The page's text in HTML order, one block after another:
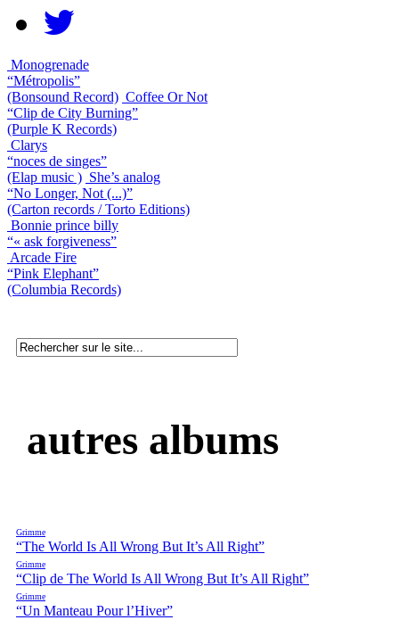
Monogrenade
“Métropolis”
(Bonsound Record) Coffee Or Not
“Clip de City Burning”
(Purple K Records)
Clarys
“noces de singes”
(Elap music ) She’s analog
“No Longer, Not (...)”
(Carton records / Torto Editions)
Bonnie prince billy
“« ask forgiveness”
Arcade Fire
“Pink Elephant”
(Columbia Records)
autres albums
Grimme
“The World Is All Wrong But It’s All Right”
Grimme
“Clip de The World Is All Wrong But It’s All Right”
Grimme
“Un Manteau Pour l’Hiver”